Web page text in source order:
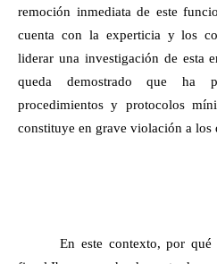
remoción inmediata de este
cuenta con la experticia y los
liderar una investigación de esta
queda demostrado que ha
procedimientos y protocolos
constituye en grave violación a los
En este contexto, por